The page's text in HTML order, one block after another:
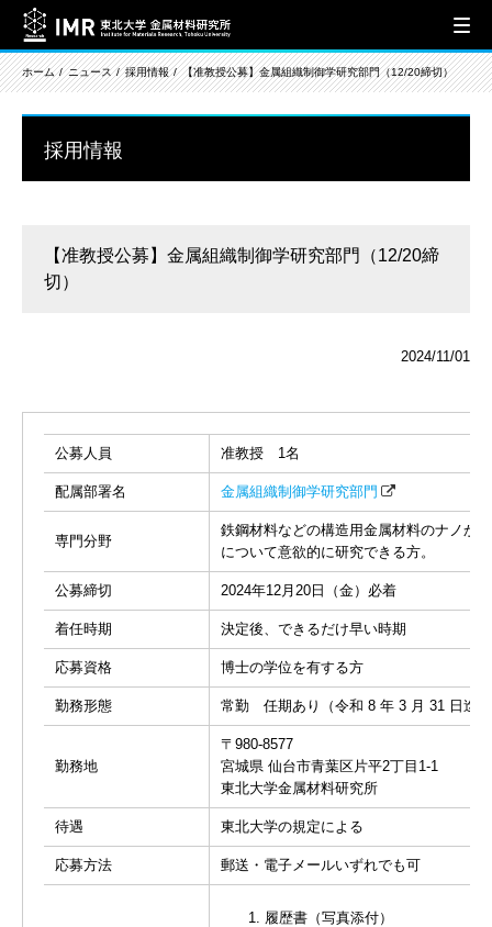
ホーム ニュース 採用情報 【准教授公募】金属組織制御学研究部門（12/20締切）
採用情報
【准教授公募】金属組織制御学研究部門（12/20締
切）
2024/11/01
公募人員 准教授 1名
配属部署名 金属組織制御学研究部門
専門分野
鉄鋼材料などの構造用金属材料のナノか
について意欲的に研究できる方。
公募締切 2024年12月20日（金）必着
着任時期 決定後、できるだけ早い時期
応募資格 博士の学位を有する方
勤務形態 常勤 任期あり（令和 8 年 3 月 31 日迄）
勤務地
〒980-8577
宮城県 仙台市青葉区片平2丁目1-1
東北大学金属材料研究所
待遇 東北大学の規定による
応募方法 郵送・電子メールいずれでも可
履歴書（写真添付）